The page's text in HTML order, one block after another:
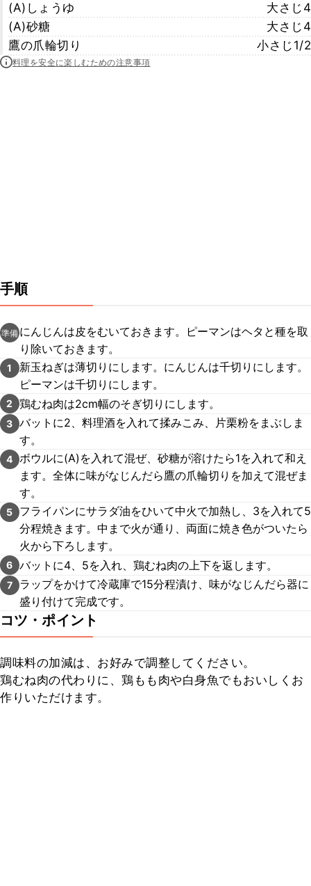
(A)しょうゆ
大さじ4
(A)砂糖
大さじ4
鷹の爪輪切り
小さじ1/2
料理を安全に楽しむための注意事項
手順
準備 にんじんは皮をむいておきます。ピーマンはヘタと種を取
り除いておきます。
1
新玉ねぎは薄切りにします。にんじんは千切りにします。
ピーマンは千切りにします。
2 鶏むね肉は2cm幅のそぎ切りにします。
3 バットに2、料理酒を入れて揉みこみ、片栗粉をまぶしま
す。
4 ボウルに(A)を入れて混ぜ、砂糖が溶けたら1を入れて和え
ます。全体に味がなじんだら鷹の爪輪切りを加えて混ぜま
す。
5
フライパンにサラダ油をひいて中火で加熱し、3を入れて5
分程焼きます。中まで火が通り、両面に焼き色がついたら
火から下ろします。
6 バットに4、5を入れ、鶏むね肉の上下を返します。
7
ラップをかけて冷蔵庫で15分程漬け、味がなじんだら器に
盛り付けて完成です。
コツ・ポイント
調味料の加減は、お好みで調整してください。
鶏むね肉の代わりに、鶏もも肉や白身魚でもおいしくお
作りいただけます。